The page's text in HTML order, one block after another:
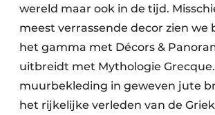
wereld maar ook in de tijd.
meest verrassende decor zien we
het gamma met Décors &
uitbreidt met Mythologie Grecque.
muurbekleding in geweven jute
het rijkelijke verleden van de